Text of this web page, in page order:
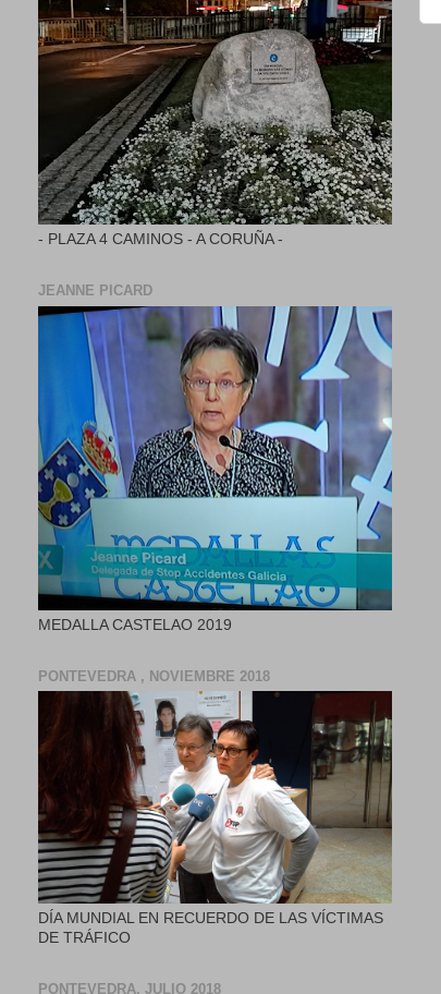
- PLAZA 4 CAMINOS - A CORUÑA -
JEANNE PICARD
MEDALLA CASTELAO 2019
PONTEVEDRA , NOVIEMBRE 2018
DÍA MUNDIAL EN RECUERDO DE LAS VÍCTIMAS
DE TRÁFICO
PONTEVEDRA, JULIO 2018